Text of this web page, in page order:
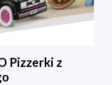
Pizzerki z